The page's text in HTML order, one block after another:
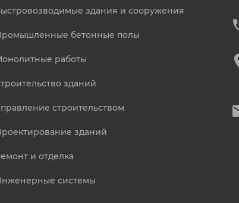
здания и сооружения
бетонные полы
работы
зданий
строительством
зданий
и отделка
системы